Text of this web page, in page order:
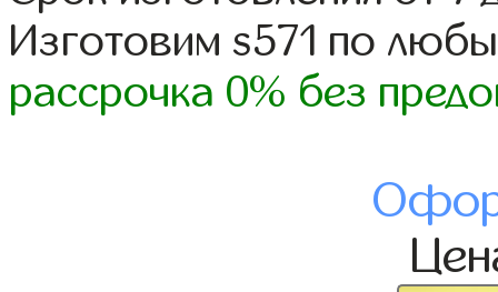
Изготовим s571 по
рассрочка 0% без